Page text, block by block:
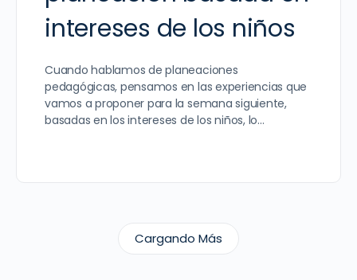
intereses de los niños
Cuando hablamos de planeaciones
pedagógicas, pensamos en las experiencias que
vamos a proponer para la semana siguiente,
basadas en los intereses de los niños, lo…
Cargando Más